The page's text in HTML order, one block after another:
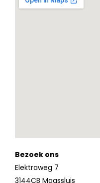
Bezoek ons
Elektraweg 7
3144CB Maassluis